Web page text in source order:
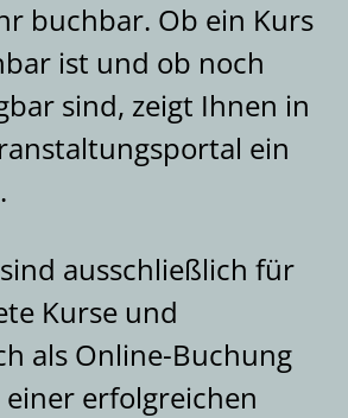
und Gastdozenten
Archivschule
Bibliothek Forschung
buchbar. Ob ein Kurs
ist und ob noch
sind, zeigt Ihnen in
ein
ausschließlich für
Kurse und
als Online-Buchung
einer erfolgreichen